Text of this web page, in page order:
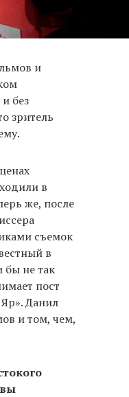
и
без
зритель
в
же, после
съемок
в
бы не так
пост
Данил
и том, чем,